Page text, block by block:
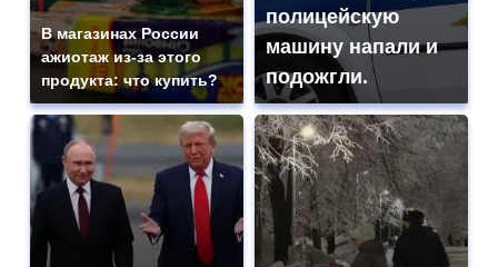
В магазинах России
ажиотаж из-за этого
продукта: что купить?
полицейскую
машину напали и
подожгли.